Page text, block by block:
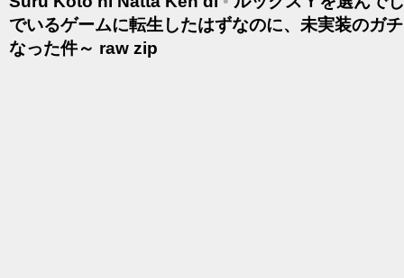
でいるゲームに転生したはずなのに、未実装のガ
なった件～ raw zip